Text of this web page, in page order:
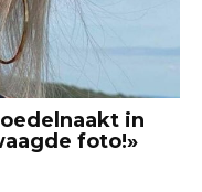
in
foto!»